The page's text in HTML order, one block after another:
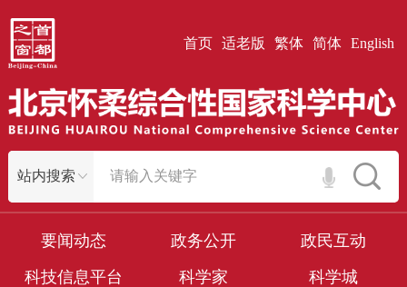
首页 适老版 繁体 简体 English
要闻动态 政务公开
政民互动
科技信息平台
科学家 科学城